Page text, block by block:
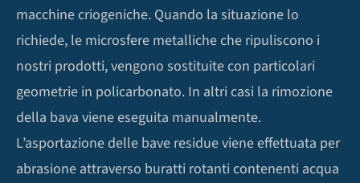
macchine criogeniche. Quando la situazione lo
richiede, le microsfere metalliche che ripuliscono i
nostri prodotti, vengono sostituite con particolari
geometrie in policarbonato. In altri casi la rimozione
della bava viene eseguita manualmente.
L’asportazione delle bave residue viene effettuata per
abrasione attraverso buratti rotanti contenenti acqua